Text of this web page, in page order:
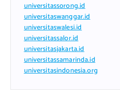
universitassorong.id
universitaswanggar.id
universitaswalesi.id
universitassalor.id
universitasjakarta.id
universitassamarinda.id
universitasindonesia.org